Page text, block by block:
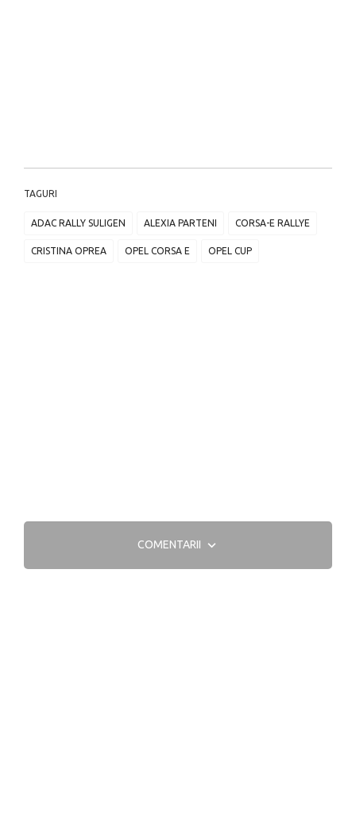
TAGURI
ADAC RALLY SULIGEN ALEXIA PARTENI CORSA-E RALLYE
CRISTINA OPREA OPEL CORSA E OPEL CUP
COMENTARII